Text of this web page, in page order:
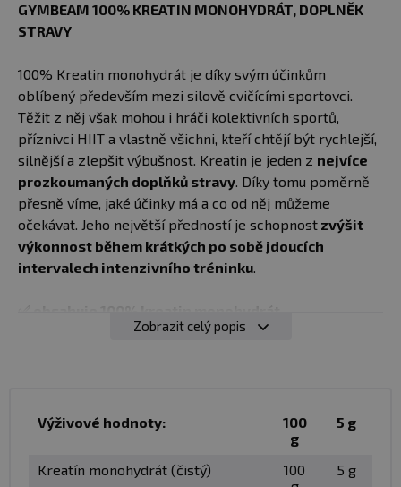
GYMBEAM 100% KREATIN MONOHYDRÁT​​, DOPLNĚK
STRAVY
100% Kreatin monohydrát je díky svým účinkům
oblíbený především mezi silově cvičícími sportovci.
Těžit z něj však mohou i hráči kolektivních sportů,
příznivci HIIT a vlastně všichni, kteří chtějí být rychlejší,
silnější a zlepšit výbušnost. Kreatin je jeden z nejvíce
prozkoumaných doplňků stravy. Díky tomu poměrně
přesně víme, jaké účinky má a co od něj můžeme
očekávat. Jeho největší předností je schopnost zvýšit
výkonnost během krátkých po sobě jdoucích
intervalech intenzivního tréninku.
✅ zvyšuje výkonnost během intenzivních
✅ je ve formě dobře rozpustného prášku
✅ řadí se mezi nejlépe prozkoumané doplňky stravy
✅ dá se smíchat s vodou, džusem nebo
potréninkovým proteinem
Zobrazit celý popis
Výživové hodnoty:
100
g
5 g
Kreatín monohydrát (čistý)
100
5 g